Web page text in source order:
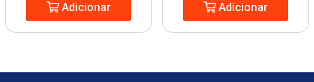
Adicionar Adicionar